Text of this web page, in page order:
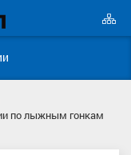
по лыжным гонкам